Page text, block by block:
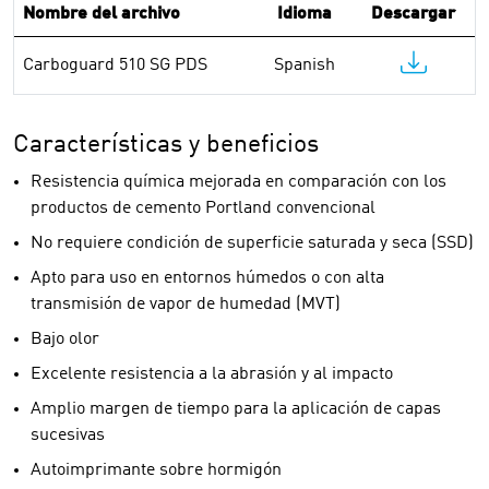
Nombre del archivo Idioma Descargar
Carboguard 510 SG PDS Spanish
Características y beneficios
Resistencia química mejorada en comparación con los
productos de cemento Portland convencional
No requiere condición de superficie saturada y seca (SSD)
Apto para uso en entornos húmedos o con alta
transmisión de vapor de humedad (MVT)
Bajo olor
Excelente resistencia a la abrasión y al impacto
Amplio margen de tiempo para la aplicación de capas
sucesivas
Autoimprimante sobre hormigón